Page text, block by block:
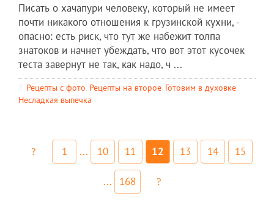
Писать о хачапури человеку, который не имеет
почти никакого отношения к грузинской кухни, -
опасно: есть риск, что тут же набежит толпа
знатоков и начнет убеждать, что вот этот кусочек
теста завернут не так, как надо, ч ...
Рецепты c фото, Рецепты на второе, Готовим в духовке,
Несладкая выпечка
1 ... 10 11 12 13 14 15
... 168